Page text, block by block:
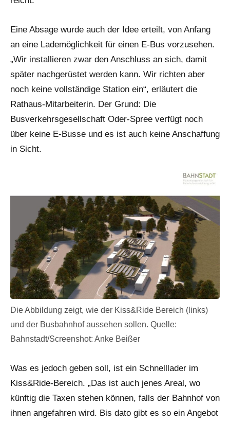
Eine Absage wurde auch der Idee erteilt, von Anfang
an eine Lademöglichkeit für einen E-Bus vorzusehen.
„Wir installieren zwar den Anschluss an sich, damit
später nachgerüstet werden kann. Wir richten aber
noch keine vollständige Station ein“, erläutert die
Rathaus-Mitarbeiterin. Der Grund: Die
Busverkehrsgesellschaft Oder-Spree verfügt noch
über keine E-Busse und es ist auch keine Anschaffung
in Sicht.
Die Abbildung zeigt, wie der Kiss&Ride Bereich (links)
und der Busbahnhof aussehen sollen. Quelle:
Bahnstadt/Screenshot: Anke Beißer
Was es jedoch geben soll, ist ein Schnelllader im
Kiss&Ride-Bereich. „Das ist auch jenes Areal, wo
künftig die Taxen stehen können, falls der Bahnhof von
ihnen angefahren wird. Bis dato gibt es so ein Angebot